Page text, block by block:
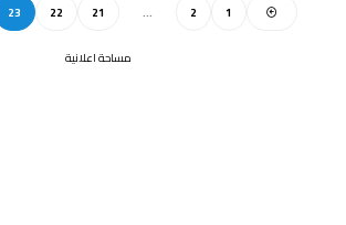
1
2
…
21
22
23
مساحة اعلانية